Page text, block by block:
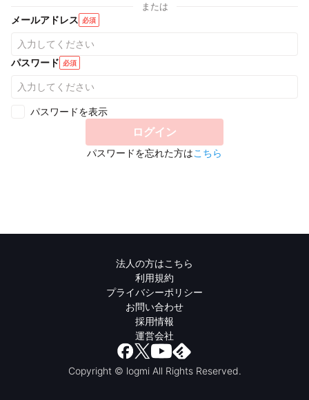
または
メールアドレス 必須
パスワード 必須
パスワードを表示
ログイン
パスワードを忘れた方はこちら
法人の方はこちら
利用規約
プライバシーポリシー
お問い合わせ
採用情報
運営会社
Copyright © logmi All Rights Reserved.